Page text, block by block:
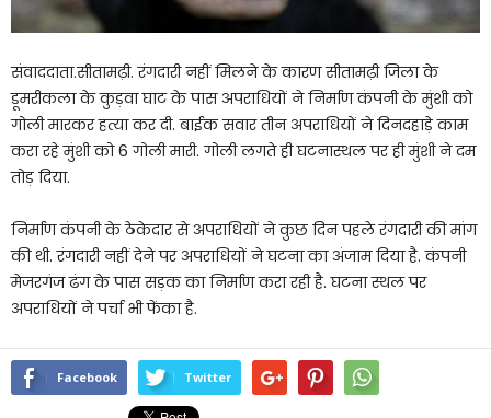
संवाददाता.सीतामढ़ी. रंगदारी नहीं मिलने के कारण सीतामढ़ी जिला के
डूमरीकला के कुड़वा घाट के पास अपराधियों ने निर्माण कंपनी के मुंशी को
गोली मारकर हत्या कर दी. बाईक सवार तीन अपराधियों ने दिनदहाड़े काम
करा रहे मुंशी को 6 गोली मारी. गोली लगते ही घटनास्थल पर ही मुंशी ने दम
तोड़ दिया.
निर्माण कंपनी के ठेकेदार से अपराधियों ने कुछ दिन पहले रंगदारी की मांग
की थी. रंगदारी नहीं देने पर अपराधियों ने घटना का अंजाम दिया है. कंपनी
मेजरगंज ढंग के पास सड़क का निर्माण करा रही है. घटना स्थल पर
अपराधियों ने पर्चा भी फेंका है.
Facebook Twitter